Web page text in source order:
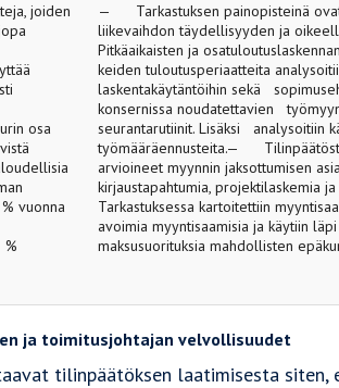
joiden
osa
vuonna
— Tarkastuksen painopisteinä
liikevaihdon täydellisyyden ja
Pitkäaikaisten ja
keiden tuloutusperiaatteita
laskentakäytäntöihin sekä
konsernissa noudatettavien
seurantarutiinit. Lisäksi analysoitiin
työmääräennusteita.—
arvioineet myynnin jaksottumisen
kirjaustapahtumia, projektilaskemia
Tarkastuksessa kartoitettiin
avoimia myyntisaamisia ja käytiin
maksusuorituksia mahdollisten
ja toimitusjohtajan velvollisuudet
tilinpäätöksen laatimisesta siten,